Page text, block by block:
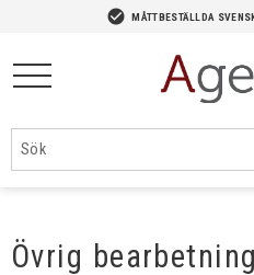
check_circle MÅTTBESTÄLLDA
Övrig bearbetning